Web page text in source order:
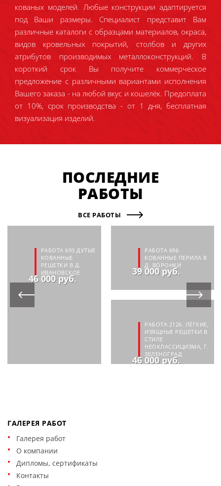
кованых моделей. Любые конструкции адаптируется
под Ваши размеры. Специалист представит Вам
различные каталоги с образцами материалов, окраса,
видов кровельных покрытий, столбов и других
атрибутов производимых металлоконструкций. В
короткий срок Вы получите коммерческое
предложение с различными вариантами исполнения
Вашего заказа - на любой вкус и кошелёк. Предоплата
от 10%, срок производства - от 1 дня, бесплатная
визуализация изделий.
ПОСЛЕДНИЕ
РАБОТЫ
ВСЕ РАБОТЫ
РАБОТА 693 ДУТЫЕ
КОВАННЫЕ
РЕШЕТКИ В Д.
ИВАНОВСКОЕ
46 000 руб.
РАБОТА 696
КОВАННЫЕ ПЕРИЛА В
Д. ВОРОНКИ
39 000 руб.
РАБОТА 2126. ЛЁГКИЕ,
ИЗЯЩНЫЕ РЕШЕТКИ В
СТИЛЕ
НЕОКЛАССИЦИЗМА, Г.
ЗЕЛЕНОГРАД
46 000 руб.
ГАЛЕРЕЯ РАБОТ
Галерея работ
О компании
Дипломы, сертификаты
Контакты